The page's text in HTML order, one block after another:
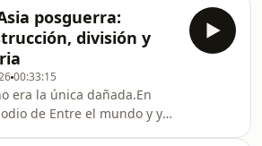
Por qué Europa perdió
aquí es: ¿solución para
este episodio de Entre el
nos metemos a los
uno de los conflictos más
y vigentes de la
a platicar sobre cómo
fin del Imperio Otomano
posguerra:
división y
00:33:15
era la única dañada.En
de Entre el mundo y yo